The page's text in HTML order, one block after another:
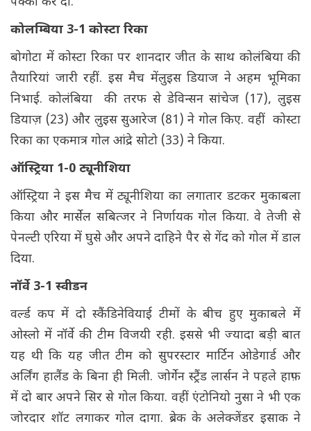
कोलम्बिया 3-1 कोस्टा रिका
बोगोटा में कोस्टा रिका पर शानदार जीत के साथ कोलंबिया की
तैयारियां जारी रहीं. इस मैच मेंलुइस डियाज ने अहम भूमिका
निभाई. कोलंबिया की तरफ से डेविन्सन सांचेज (17), लुइस
डियाज़ (23) और लुइस सुआरेज (81) ने गोल किए. वहीं कोस्टा
रिका का एकमात्र गोल आंद्रे सोटो (33) ने किया.
ऑस्ट्रिया 1-0 ट्यूनीशिया
ऑस्ट्रिया ने इस मैच में ट्यूनीशिया का लगातार डटकर मुकाबला
किया और मार्सेल सबित्जर ने निर्णायक गोल किया. वे तेजी से
पेनल्टी एरिया में घुसे और अपने दाहिने पैर से गेंद को गोल में डाल
दिया.
नॉर्वे 3-1 स्वीडन
वर्ल्ड कप में दो स्कैंडिनेवियाई टीमों के बीच हुए मुकाबले में
ओस्लो में नॉर्वे की टीम विजयी रही. इससे भी ज्यादा बड़ी बात
यह थी कि यह जीत टीम को सुपरस्टार मार्टिन ओडेगार्ड और
अर्लिंग हालैंड के बिना ही मिली. जोर्गेन स्ट्रैंड लार्सन ने पहले हाफ़
में दो बार अपने सिर से गोल किया. वहीं एंटोनियो नुसा ने भी एक
जोरदार शॉट लगाकर गोल दागा. ब्रेक के अलेक्जेंडर इसाक ने